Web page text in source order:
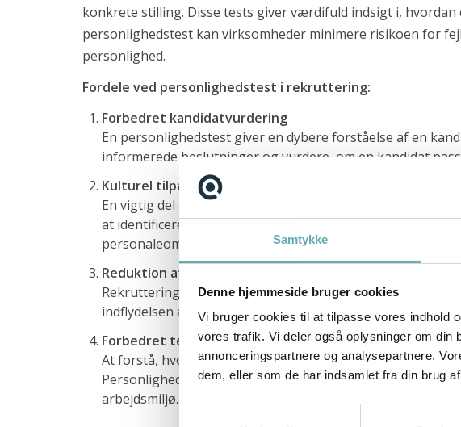
Samtykke
Denne hjemmeside bruger cookies
Vi bruger cookies til at tilpasse vores indhold
vores trafik. Vi deler også oplysninger om din
annonceringspartnere og analysepartnere.
dem, eller som de har indsamlet fra din brug
konkrete stilling. Disse tests giver værdifuld indsigt i,
personlighedstest kan virksomheder minimere risikoen for
personlighed.
Fordele ved personlighedstest i rekruttering:
Forbedret kandidatvurdering
En personlighedstest giver en dybere forståelse af en
informerede beslutninger og vurdere, om en kandidat
Kulturel tilpasning
En vigtig del af rekrutteringsprocessen er at vurdere,
at identificere, om en kandidat deler virksomhedens
personaleomsætning.
Reduktion af bias
Rekrutteringsprocessen kan ofte være præget af
indflydelsen af disse bias og sikre, at alle kandidater
Forbedret teamdynamik
At forstå, hvordan en ny medarbejder vil interagere med
Personlighedstest kan give indsigt i, hvordan forskellige
arbejdsmiljø.
German-speaking IT Supporter
Bid Manager til Comby A/S
Embedded udvikler til HMF Group
Senior Network Engineer til Bauhaus Nordic
Software Engineer/Architect for Deloitte Engineering
Senior Network Engineer til Bauhaus Nordic
Software Engineer/Architect for Deloitte Engineering
CTO til Reshopper
Teknisk Projektleder til Sunclass Airlines
Scrum Master til Ase i København
Kontakt
+45 71 99 02 10
info@recruit-it.com